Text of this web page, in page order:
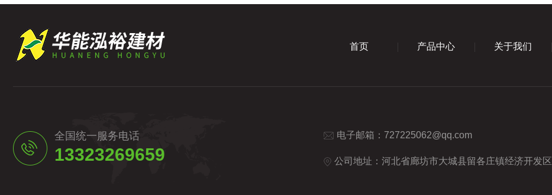
首页 产品中心 关于我们
全国统一服务电话
13323269659
电子邮箱： 727225062@qq.com
公司地址：河北省廊坊市大城县留各庄镇经济开发区